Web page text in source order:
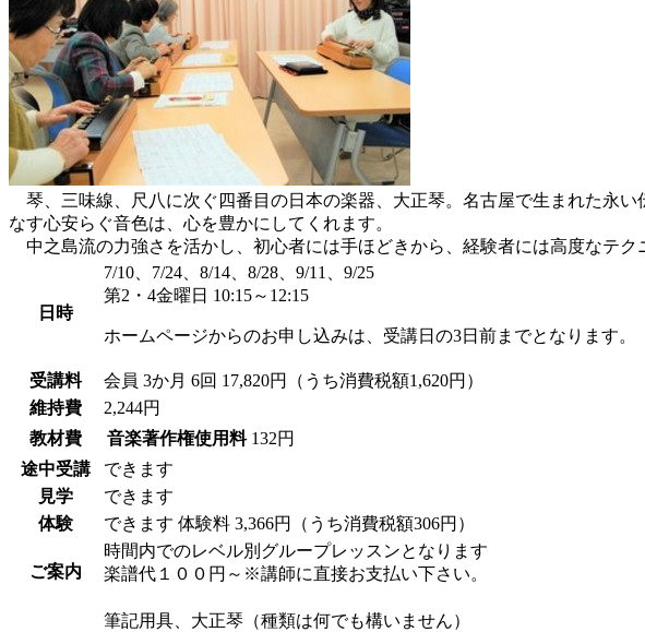
琴、三味線、尺八に次ぐ四番目の日本の楽器、大正琴。名古屋で生まれた永
なす心安らぐ音色は、心を豊かにしてくれます。
中之島流の力強さを活かし、初心者には手ほどきから、経験者には高度なテク
日時
7/10、7/24、8/14、8/28、9/11、9/25
第2・4金曜日 10:15～12:15
ホームページからのお申し込みは、受講日の3日前までとなります。
受講料 会員 3か月 6回 17,820円（うち消費税額1,620円）
維持費
2,244円
教材費
音楽著作権使用料 132円
途中受講
できます
見学
できます
体験
できます 体験料 3,366円（うち消費税額306円）
ご案内
時間内でのレベル別グループレッスンとなります
楽譜代１００円～※講師に直接お支払い下さい。
筆記用具、大正琴（種類は何でも構いません）